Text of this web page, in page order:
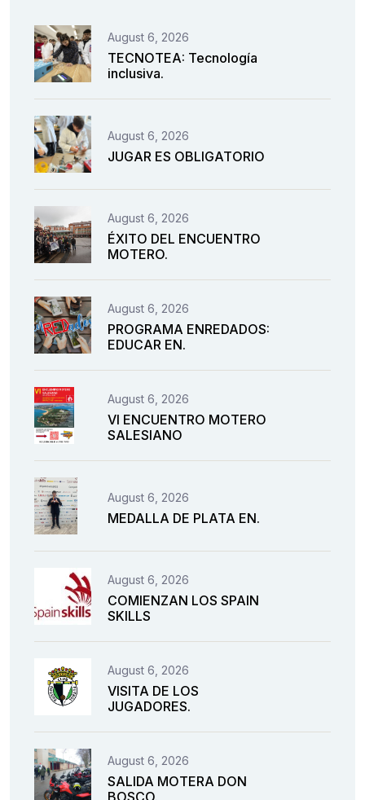
August 6, 2026
TECNOTEA: Tecnología
inclusiva.
August 6, 2026
JUGAR ES OBLIGATORIO
August 6, 2026
ÉXITO DEL ENCUENTRO
MOTERO.
August 6, 2026
PROGRAMA ENREDADOS:
EDUCAR EN.
August 6, 2026
VI ENCUENTRO MOTERO
SALESIANO
August 6, 2026
MEDALLA DE PLATA EN.
August 6, 2026
COMIENZAN LOS SPAIN
SKILLS
August 6, 2026
VISITA DE LOS
JUGADORES.
August 6, 2026
SALIDA MOTERA DON